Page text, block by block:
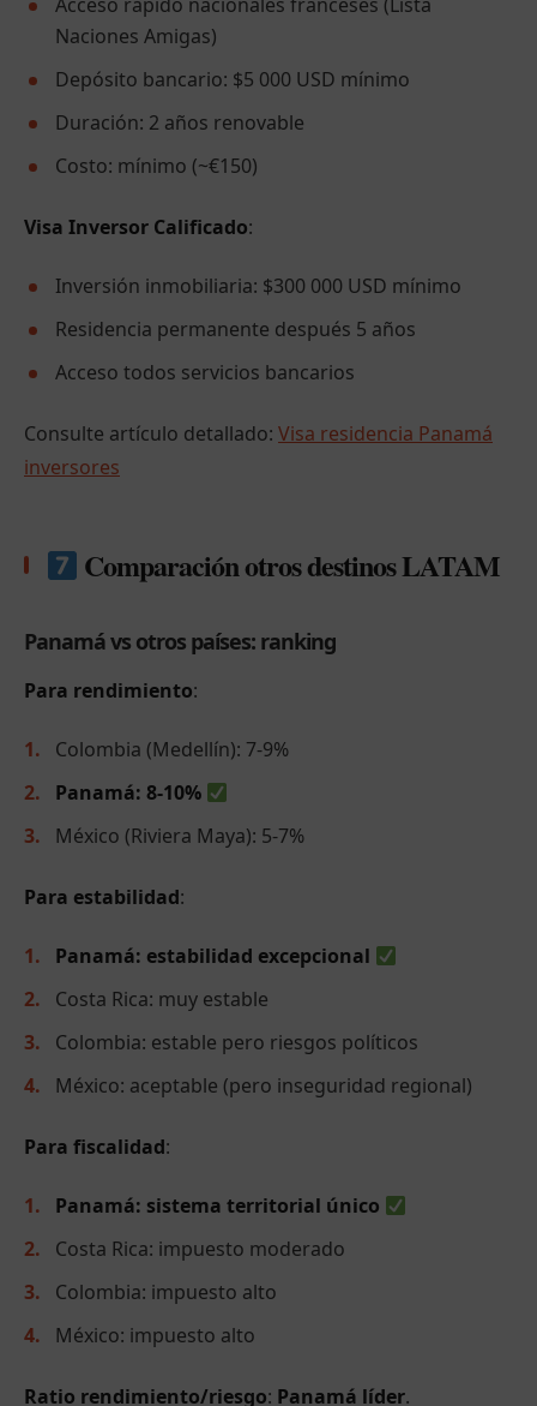
Acceso rápido nacionales franceses (Lista
Naciones Amigas)
Depósito bancario: $5 000 USD mínimo
Duración: 2 años renovable
Costo: mínimo (~€150)
Visa Inversor Calificado:
Inversión inmobiliaria: $300 000 USD mínimo
Residencia permanente después 5 años
Acceso todos servicios bancarios
Consulte artículo detallado: Visa residencia Panamá
inversores
Comparación otros destinos LATAM
Panamá vs otros países: ranking
Para rendimiento:
Colombia (Medellín): 7-9%
Panamá: 8-10%
México (Riviera Maya): 5-7%
Para estabilidad:
Panamá: estabilidad excepcional
Costa Rica: muy estable
Colombia: estable pero riesgos políticos
México: aceptable (pero inseguridad regional)
Para fiscalidad:
Panamá: sistema territorial único
Costa Rica: impuesto moderado
Colombia: impuesto alto
México: impuesto alto
Ratio rendimiento/riesgo: Panamá líder.